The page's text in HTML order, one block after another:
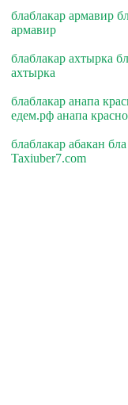
блаблакар армавир
армавир
блаблакар ахтырка
ахтырка
блаблакар анапа
едем.рф анапа
блаблакар абакан
Taxiuber7.com